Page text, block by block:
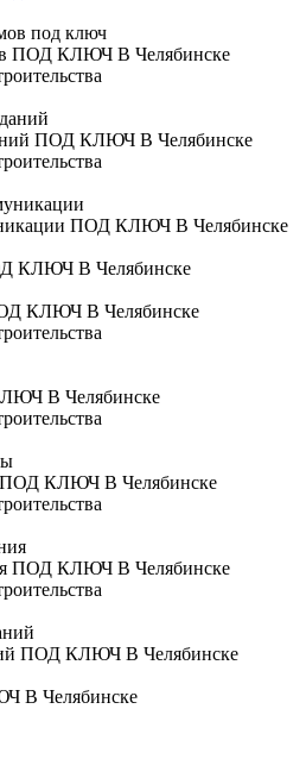
ПОД КЛЮЧ В Челябинске
ПОД КЛЮЧ В Челябинске
ПОД КЛЮЧ В Челябинске
КЛЮЧ В Челябинске
КЛЮЧ В Челябинске
В Челябинске
ПОД КЛЮЧ В Челябинске
ПОД КЛЮЧ В Челябинске
ПОД КЛЮЧ В Челябинске
В Челябинске